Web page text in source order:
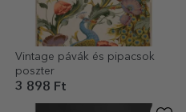
Vintage pávák és pipacsok
poszter
3 898 Ft